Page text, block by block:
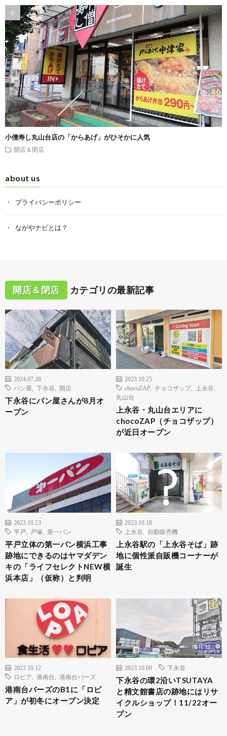
小僧寿し丸山台店の「からあげ」がひそかに人気
開店＆閉店
about us
プライバシーポリシー
ながやナビとは？
開店＆閉店 カテゴリの最新記事
2024.07.28
パン屋
下永谷 開店
下永谷にパン屋さんが8月オ
ープン
2023.10.25
chocoZAP
チョコザップ 上永谷
丸山台
上永谷・丸山台エリアに
chocoZAP（チョコザップ）
が近日オープン
2023.10.23
平戸
戸塚 第一パン
平戸立体の第一パン横浜工事
跡地にできるのはヤマダデン
キの「ライフセレクトNEW横
浜本店」（仮称）と判明
2023.10.18
上永谷
自動販売機
上永谷駅の「上永谷そば」跡
地に個性派自販機コーナーが
誕生
2023.10.12
ロピア
港南台 港南台バーズ
港南台バーズのB1に「ロピ
ア」が初冬にオープン決定
2023.10.09 下永谷
下永谷の環2沿いTSUTAYA
と精文館書店の跡地にはリサ
イクルショップ！11/22オー
プン